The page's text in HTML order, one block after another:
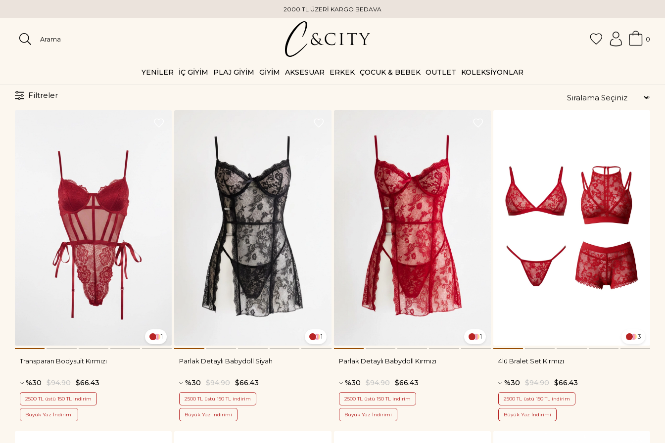
2000 TL ÜZERİ KARGO BEDAVA
0
YENİLER İÇ GİYİM PLAJ GİYİM GİYİM AKSESUAR ERKEK ÇOCUK & BEBEK OUTLET KOLEKSİYONLAR
Filtreler
1
Transparan Bodysuit Kırmızı
%30 $66.43
$94.90
2500 TL üstü 150 TL indirim
Büyük Yaz İndirimi
1
Parlak Detaylı Babydoll Siyah
%30 $66.43
$94.90
2500 TL üstü 150 TL indirim
Büyük Yaz İndirimi
1
Parlak Detaylı Babydoll Kırmızı
%30 $66.43
$94.90
2500 TL üstü 150 TL indirim
Büyük Yaz İndirimi
3
4lü Bralet Set Kırmızı
%30 $66.43
$94.90
2500 TL üstü 150 TL indirim
Büyük Yaz İndirimi